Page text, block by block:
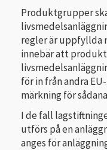
Produktgrupper
regler är uppfyllda
innebär att
för in från andra
märkning för
I de fall
utförs på en
anges för